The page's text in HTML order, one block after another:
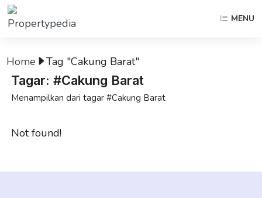
MENU
Home Tag "Cakung Barat"
Tagar: #Cakung Barat
Menampilkan dari tagar #Cakung Barat
Not found!